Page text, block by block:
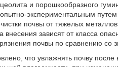
и порошкообразного
экспериментальным
почвы от тяжелых
зависят от класса
почвы по сравнению со
что увлажнять почву